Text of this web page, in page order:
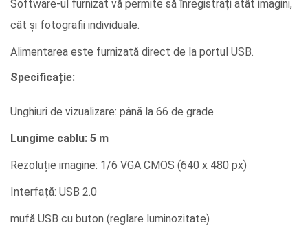
Software-ul furnizat vă permite să înregistrați atât imagini,
cât și fotografii individuale.
Alimentarea este furnizată direct de la portul USB.
Specificație:
Unghiuri de vizualizare: până la 66 de grade
Lungime cablu: 5 m
Rezoluție imagine: 1/6 VGA CMOS (640 x 480 px)
Interfață: USB 2.0
mufă USB cu buton (reglare luminozitate)